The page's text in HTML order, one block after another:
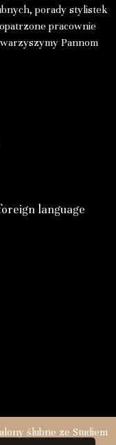
porady stylistek
pracownie
Pannom
language
ślubne ze Studiem